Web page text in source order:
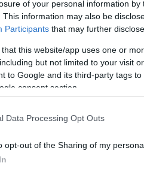
of your personal information by
This information may also be
Participants that may further
that this website/app uses one or
but not limited to your visit
to Google and its third-party tags
consent section.
Data Processing Opt Outs
opt-out of the Sharing of my
dos dados macroeconômicos
mostram um aumento
Essa tendência gera
decisões do Banco Central
aumentou significativamente,
Na Itália, a situação não é
de compra das famílias.